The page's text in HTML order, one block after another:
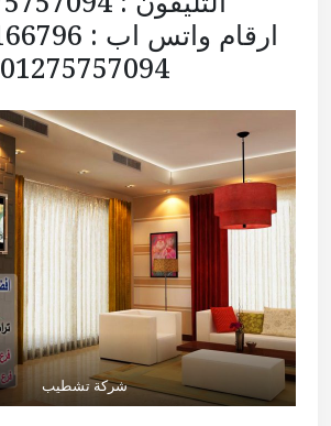
01275757094
شركة تشطيب